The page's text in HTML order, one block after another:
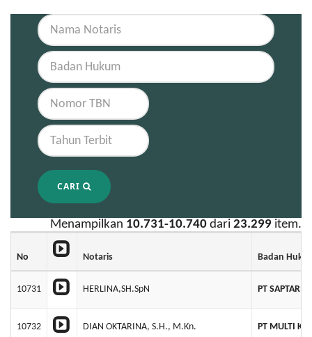
CARI
Menampilkan 10.731-10.740 dari 23.299 item.
No Notaris Badan
10731 HERLINA,SH.SpN PT SAPTARI
10732 DIAN OKTARINA, S.H., M.Kn. PT MULTI